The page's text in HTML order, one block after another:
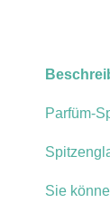
Parfüm-
Sie